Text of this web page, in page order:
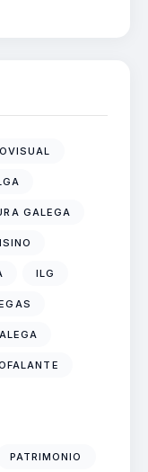
GALEGA
ILG
PATRIMONIO